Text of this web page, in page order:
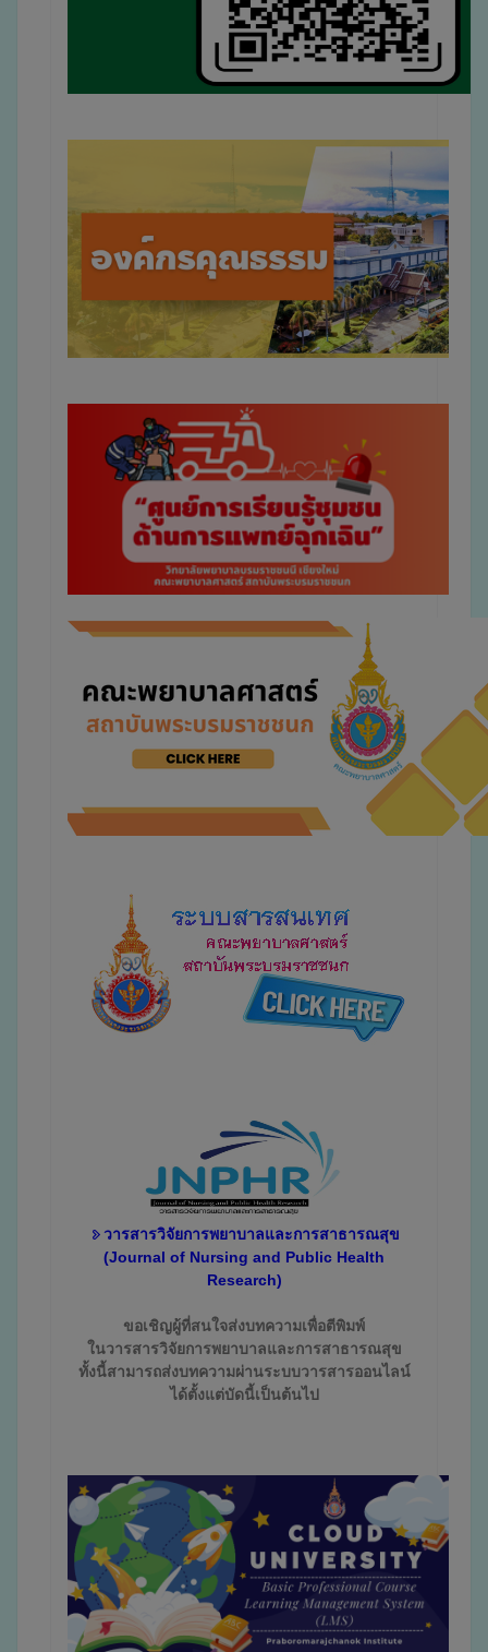
วารสารวิจัยการพยาบาลและการสาธารณสุข
(Journal of Nursing and Public Health
Research)
ขอเชิญผู้ที่สนใจส่งบทความเพื่อตีพิมพ์
ในวารสารวิจัยการพยาบาลและการสาธารณสุข
ทั้งนี้สามารถส่งบทความผ่านระบบวารสารออนไลน์
ได้ตั้งแต่บัดนี้เป็นต้นไป